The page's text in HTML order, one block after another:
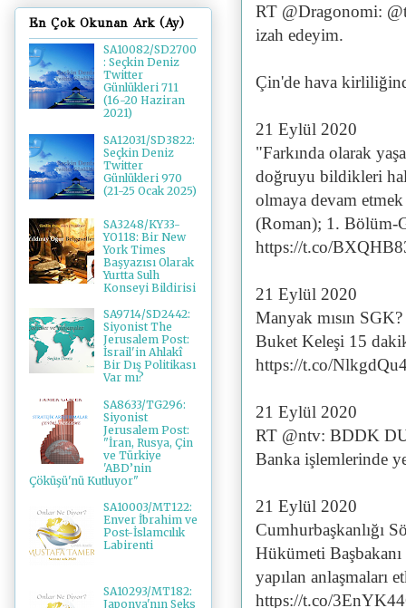
RT @Dragonomi:
izah edeyim.
Çin'de hava
21 Eylül 2020
"Farkında olarak
doğruyu bildikleri
olmaya devam
(Roman); 1. Bölüm-
https://t.co/
21 Eylül 2020
Manyak mısın
Buket Keleşi 15
https://t.co/
21 Eylül 2020
RT @ntv: BDDK
Banka işlemlerinde
21 Eylül 2020
Cumhurbaşkanlığı
Hükümeti Başbakanı
yapılan anlaşmaları
https://t.co/
En Çok Okunan Ark (Ay)
SA10082/SD2700
: Seçkin Deniz
Twitter
Günlükleri 711
(16-20 Haziran
2021)
SA12031/SD3822:
Seçkin Deniz
Twitter
Günlükleri 970
(21-25 Ocak 2025)
SA3248/KY33-
YO118: Bir New
York Times
Başyazısı Olarak
Yurtta Sulh
Konseyi Bildirisi
SA9714/SD2442:
Siyonist The
Jerusalem Post:
İsrail'in Ahlakî
Bir Dış Politikası
Var mı?
SA8633/TG296:
Siyonist
Jerusalem Post:
"İran, Rusya, Çin
ve Türkiye
'ABD’nin
Çöküşü'nü Kutluyor"
SA10003/MT122:
Enver İbrahim ve
Post-İslamcılık
Labirenti
SA10293/MT182:
Japonya'nın Seks